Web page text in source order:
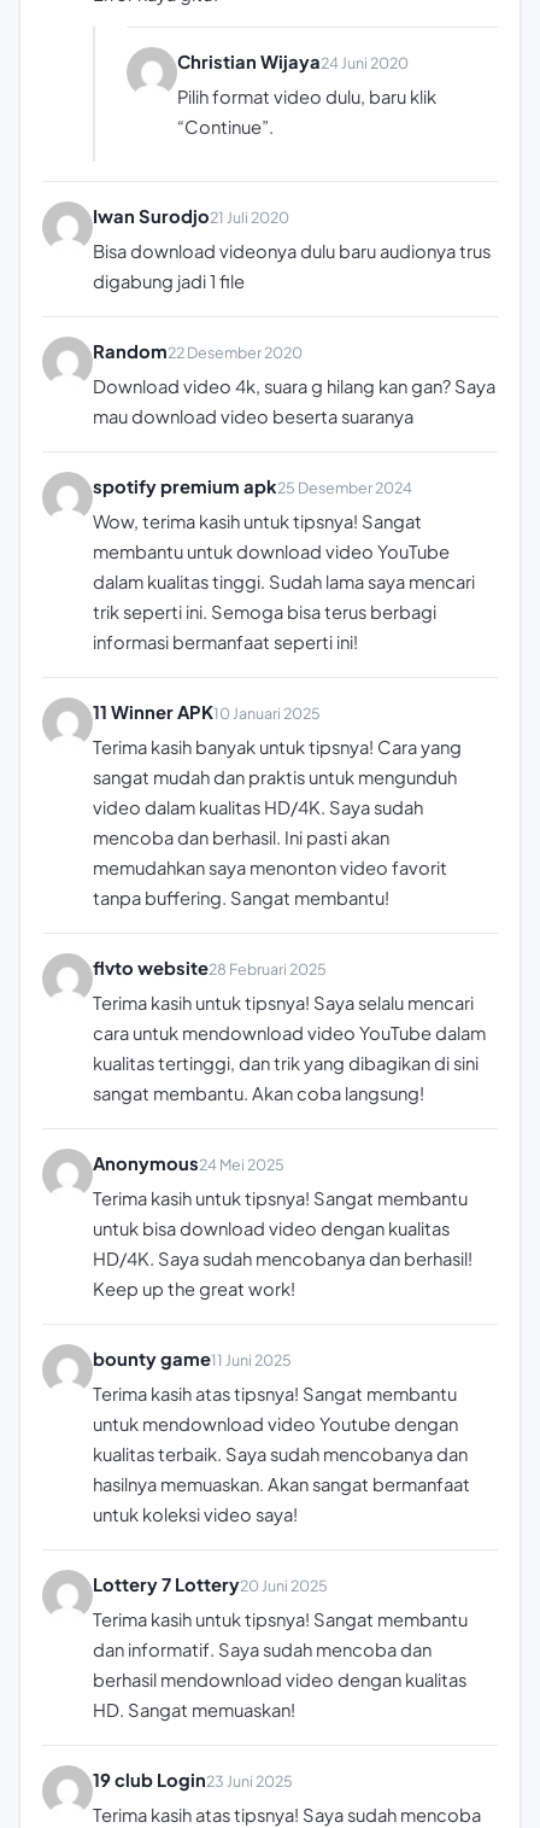
Christian Wijaya24 Juni 2020
Pilih format video dulu, baru klik
“Continue”.
Iwan Surodjo21 Juli 2020
Bisa download videonya dulu baru audionya trus
digabung jadi 1 file
Random22 Desember 2020
Download video 4k, suara g hilang kan gan? Saya
mau download video beserta suaranya
spotify premium apk25 Desember 2024
Wow, terima kasih untuk tipsnya! Sangat
membantu untuk download video YouTube
dalam kualitas tinggi. Sudah lama saya mencari
trik seperti ini. Semoga bisa terus berbagi
informasi bermanfaat seperti ini!
11 Winner APK10 Januari 2025
Terima kasih banyak untuk tipsnya! Cara yang
sangat mudah dan praktis untuk mengunduh
video dalam kualitas HD/4K. Saya sudah
mencoba dan berhasil. Ini pasti akan
memudahkan saya menonton video favorit
tanpa buffering. Sangat membantu!
flvto website28 Februari 2025
Terima kasih untuk tipsnya! Saya selalu mencari
cara untuk mendownload video YouTube dalam
kualitas tertinggi, dan trik yang dibagikan di sini
sangat membantu. Akan coba langsung!
Anonymous24 Mei 2025
Terima kasih untuk tipsnya! Sangat membantu
untuk bisa download video dengan kualitas
HD/4K. Saya sudah mencobanya dan berhasil!
Keep up the great work!
bounty game11 Juni 2025
Terima kasih atas tipsnya! Sangat membantu
untuk mendownload video Youtube dengan
kualitas terbaik. Saya sudah mencobanya dan
hasilnya memuaskan. Akan sangat bermanfaat
untuk koleksi video saya!
Lottery 7 Lottery20 Juni 2025
Terima kasih untuk tipsnya! Sangat membantu
dan informatif. Saya sudah mencoba dan
berhasil mendownload video dengan kualitas
HD. Sangat memuaskan!
19 club Login23 Juni 2025
Terima kasih atas tipsnya! Saya sudah mencoba